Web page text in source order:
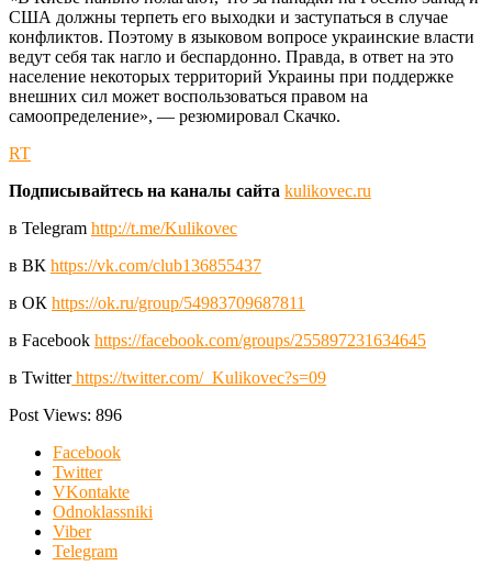
США должны терпеть его выходки и заступаться в случае
конфликтов. Поэтому в языковом вопросе украинские власти
ведут себя так нагло и беспардонно. Правда, в ответ на это
население некоторых территорий Украины при поддержке
внешних сил может воспользоваться правом на
самоопределение», — резюмировал Скачко.
RT
Подписывайтесь на каналы сайта kulikovec.ru
в Telegram http://t.me/Kulikovec
в ВК https://vk.com/club136855437
в ОК https://ok.ru/group/54983709687811
в Facebook https://facebook.com/groups/255897231634645
в Twitterhttps://twitter.com/_Kulikovec?s=09
Post Views: 896
Facebook
Twitter
VKontakte
Odnoklassniki
Viber
Telegram